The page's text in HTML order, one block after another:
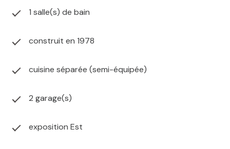
1 salle(s) de bain
construit en 1978
cuisine séparée (semi-équipée)
2 garage(s)
exposition Est